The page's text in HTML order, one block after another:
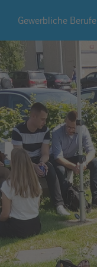
Gewerbliche Berufe